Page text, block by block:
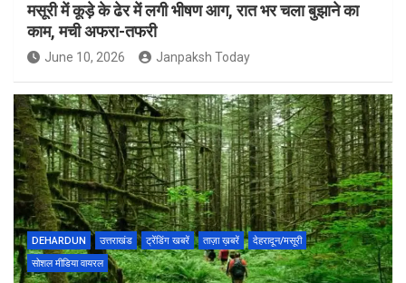
मसूरी में कूड़े के ढेर में लगी भीषण आग, रात भर चला बुझाने का
काम, मची अफरा-तफरी
June 10, 2026 Janpaksh Today
DEHARDUN उत्तराखंड ट्रेंडिंग खबरें ताज़ा ख़बरें
देहरादून/मसूरी
सोशल मीडिया वायरल